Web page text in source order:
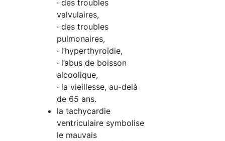
· des troubles
valvulaires,
· des troubles
pulmonaires,
· l’hyperthyroïdie,
· l’abus de boisson
alcoolique,
· la vieillesse, au-delà
de 65 ans.
la tachycardie
ventriculaire symbolise
le mauvais